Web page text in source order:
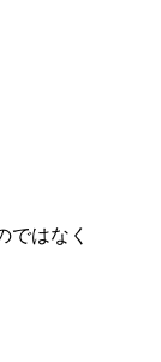
ではなく